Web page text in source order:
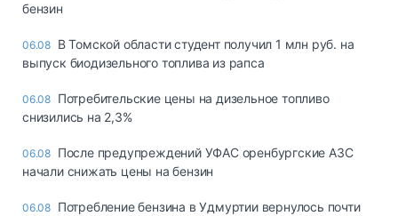
бензин
06.08 В Томской области студент получил 1 млн руб. на
выпуск биодизельного топлива из рапса
06.08 Потребительские цены на дизельное топливо
снизились на 2,3%
06.08 После предупреждений УФАС оренбургские АЗС
начали снижать цены на бензин
06.08 Потребление бензина в Удмуртии вернулось почти